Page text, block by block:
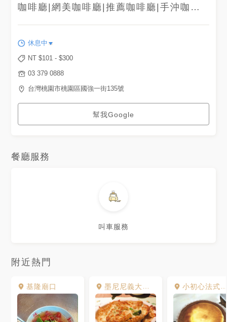
咖啡廳|網美咖啡廳|推薦咖啡廳|手沖咖啡
休息中
NT $101 - $300
03 379 0888
台灣桃園市桃園區國強一街135號
幫我Google
餐廳服務
叫車服務
附近熱門
基隆廟口 墨尼尼義大利餐廳 國際店 小初心法式甜點